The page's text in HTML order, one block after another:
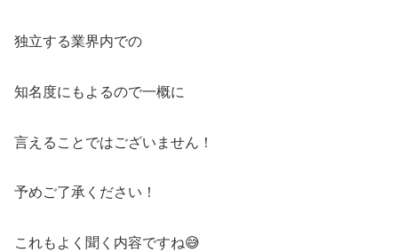
独立する業界内での
知名度にもよるので一概に
言えることではございません！
予めご了承ください！
これもよく聞く内容ですね😅